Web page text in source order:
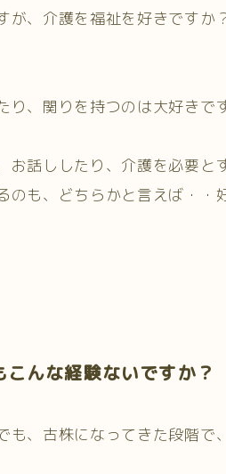
が、介護を福祉を好きです
り、関りを持つのは大好きです
お話ししたり、介護を必要と
のも、どちらかと言えば・・
こんな経験ないですか？
も、古株になってきた段階で